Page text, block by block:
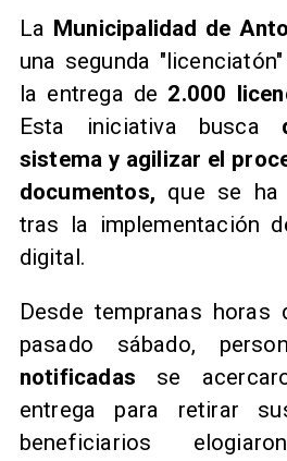
La Municipalidad de
una segunda
la entrega de 2.000
Esta iniciativa busca
sistema y agilizar el
documentos, que se ha
tras la implementación
digital.
Desde tempranas horas
pasado sábado,
notificadas se
entrega para retirar
beneficiarios